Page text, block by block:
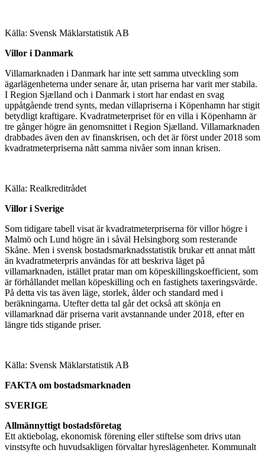
Källa: Svensk Mäklarstatistik AB
Villor i Danmark
Villamarknaden i Danmark har inte sett samma utveckling som
ägarlägenheterna under senare år, utan priserna har varit mer stabila.
I Region Sjælland och i Danmark i stort har endast en svag
uppåtgående trend synts, medan villapriserna i Köpenhamn har stigit
betydligt kraftigare. Kvadratmeterpriset för en villa i Köpenhamn är
tre gånger högre än genomsnittet i Region Sjælland. Villamarknaden
drabbades även den av finanskrisen, och det är först under 2018 som
kvadratmeterpriserna nått samma nivåer som innan krisen.
Källa: Realkreditrådet
Villor i Sverige
Som tidigare tabell visat är kvadratmeterpriserna för villor högre i
Malmö och Lund högre än i såväl Helsingborg som resterande
Skåne. Men i svensk bostadsmarknadsstatistik brukar ett annat mått
än kvadratmeterpris användas för att beskriva läget på
villamarknaden, istället pratar man om köpeskillingskoefficient, som
är förhållandet mellan köpeskilling och en fastighets taxeringsvärde.
På detta vis tas även läge, storlek, ålder och standard med i
beräkningarna. Utefter detta tal går det också att skönja en
villamarknad där priserna varit avstannande under 2018, efter en
längre tids stigande priser.
Källa: Svensk Mäklarstatistik AB
FAKTA om bostadsmarknaden
SVERIGE
Allmännyttigt bostadsföretag
Ett aktiebolag, ekonomisk förening eller stiftelse som drivs utan
vinstsyfte och huvudsakligen förvaltar hyreslägenheter. Kommunalt